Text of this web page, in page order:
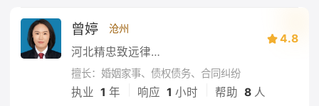
曾婷 沧州
河北精忠致远律师事务所
4.8
擅长：婚姻家事、债权债务、合同纠纷
执业 1 年 响应 1 小时 帮助 8人